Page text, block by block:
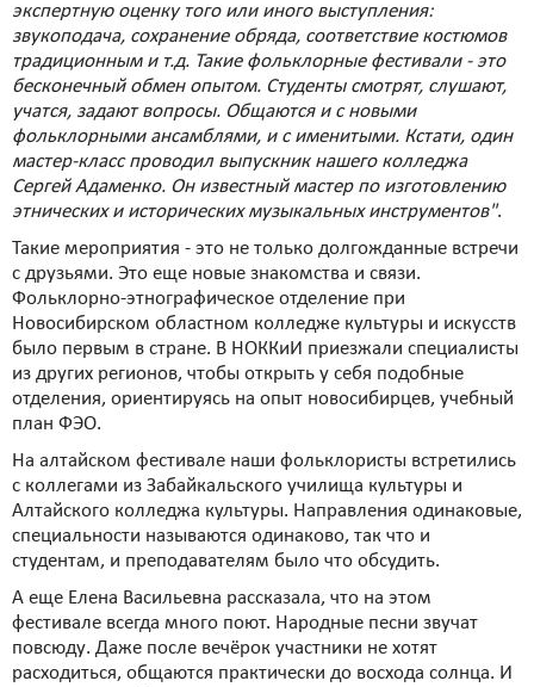
экспертную оценку того или иного выступления:
звукоподача, сохранение обряда, соответствие костюмов
традиционным и т.д. Такие фольклорные фестивали - это
бесконечный обмен опытом. Студенты смотрят, слушают,
учатся, задают вопросы. Общаются и с новыми
фольклорными ансамблями, и с именитыми. Кстати, один
мастер-класс проводил выпускник нашего колледжа
Сергей Адаменко. Он известный мастер по изготовлению
этнических и исторических музыкальных инструментов".
Такие мероприятия - это не только долгожданные встречи
с друзьями. Это еще новые знакомства и связи.
Фольклорно-этнографическое отделение при
Новосибирском областном колледже культуры и искусств
было первым в стране. В НОККиИ приезжали специалисты
из других регионов, чтобы открыть у себя подобные
отделения, ориентируясь на опыт новосибирцев, учебный
план ФЭО.
На алтайском фестивале наши фольклористы встретились
с коллегами из Забайкальского училища культуры и
Алтайского колледжа культуры. Направления одинаковые,
специальности называются одинаково, так что и
студентам, и преподавателям было что обсудить.
А еще Елена Васильевна рассказала, что на этом
фестивале всегда много поют. Народные песни звучат
повсюду. Даже после вечёрок участники не хотят
расходиться, общаются практически до восхода солнца. И